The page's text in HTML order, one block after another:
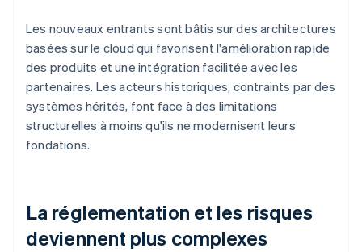
Les nouveaux entrants sont bâtis sur des architectures
basées sur le cloud qui favorisent l'amélioration rapide
des produits et une intégration facilitée avec les
partenaires. Les acteurs historiques, contraints par des
systèmes hérités, font face à des limitations
structurelles à moins qu'ils ne modernisent leurs
fondations.
La réglementation et les risques
deviennent plus complexes